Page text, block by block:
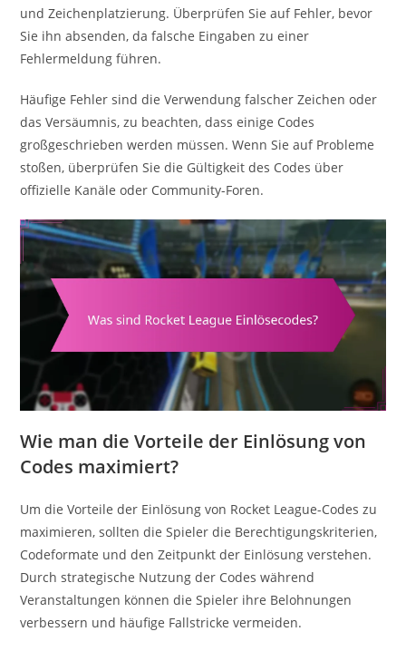
und Zeichenplatzierung. Überprüfen Sie auf Fehler, bevor
Sie ihn absenden, da falsche Eingaben zu einer
Fehlermeldung führen.
Häufige Fehler sind die Verwendung falscher Zeichen oder
das Versäumnis, zu beachten, dass einige Codes
großgeschrieben werden müssen. Wenn Sie auf Probleme
stoßen, überprüfen Sie die Gültigkeit des Codes über
offizielle Kanäle oder Community-Foren.
Wie man die Vorteile der Einlösung von
Codes maximiert?
Um die Vorteile der Einlösung von Rocket League-Codes zu
maximieren, sollten die Spieler die Berechtigungskriterien,
Codeformate und den Zeitpunkt der Einlösung verstehen.
Durch strategische Nutzung der Codes während
Veranstaltungen können die Spieler ihre Belohnungen
verbessern und häufige Fallstricke vermeiden.